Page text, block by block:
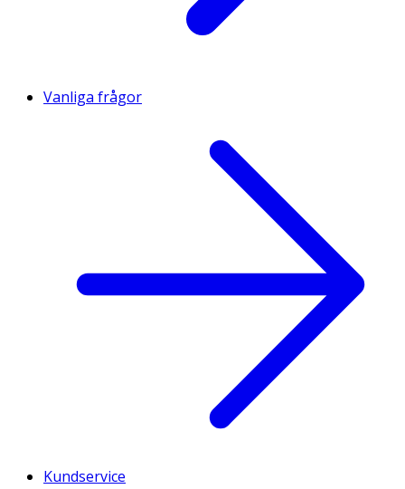
Vanliga frågor
Kundservice